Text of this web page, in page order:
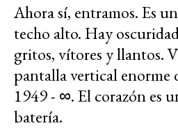
Ahora sí, entramos. Es
techo alto. Hay
gritos, vítores y llantos.
pantalla vertical
1949 - ∞. El corazón es
batería.